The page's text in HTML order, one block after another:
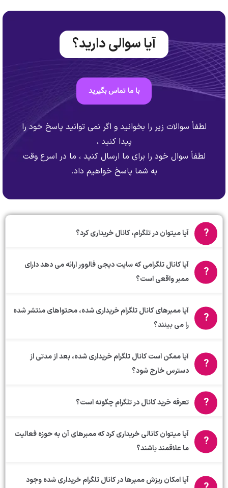
آیا سوالی دارید؟
با ما تماس بگیرید
لطفاً سوالات زیر را بخوانید و اگر نمی توانید پاسخ خود را
پیدا کنید ،
لطفاً سوال خود را برای ما ارسال کنید ، ما در اسرع وقت
به شما پاسخ خواهیم داد.
آیا میتوان در تلگرام، کانال خریداری کرد؟
آیا کانال تلگرامی که سایت دیجی فالوور ارائه می دهد دارای
ممبر واقعی است؟
آیا ممبرهای کانال تلگرام خریداری شده، محتواهای منتشر شده
را می بینند؟
آیا ممکن است کانال تلگرام خریداری شده، بعد از مدتی از
دسترس خارج شود؟
تعرفه خرید کانال در تلگرام چگونه است؟
آیا میتوان کانالی خریداری کرد که ممبرهای آن به حوزه فعالیت
ما علاقمند باشند؟
آیا امکان ریزش ممبرها در کانال تلگرام خریداری شده وجود